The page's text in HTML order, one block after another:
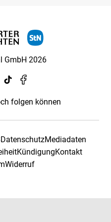
GmbH 2026
folgen können
DatenschutzMediadaten
KündigungKontakt
Widerruf